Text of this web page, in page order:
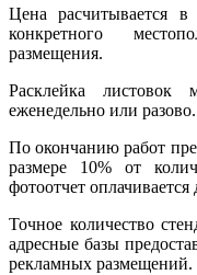
Цена расчитывается в
конкретного
размещения.
Расклейка листовок
еженедельно или разово.
По окончанию работ
размере 10% от
фотоотчет
Точное количество
адресные базы
рекламных размещений.